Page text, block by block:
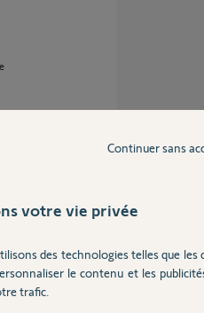
votre vie privée
des technologies telles que les
le contenu et les
trafic.
Continuer sans